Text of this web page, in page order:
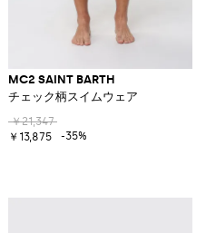
＆リムーバブルハンドル付き
MC2 SAINT BARTH
チェック柄スイムウェア
￥21,347
￥13,875
-35%